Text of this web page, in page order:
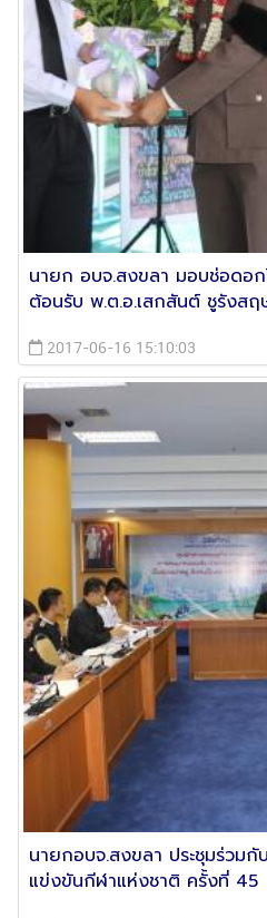
นายก อบจ.สงขลา มอบช่อดอ
ต้อนรับ พ.ต.อ.เสกสันต์ ชูรังสฤ
2017-06-16 15:10:03
นายกอบจ.สงขลา ประชุมร่วม
แข่งขันกีฬาแห่งชาติ ครั้งที่ 45